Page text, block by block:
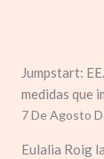
Jumpstart:
medidas que
7 De Agosto
Eulalia Roig